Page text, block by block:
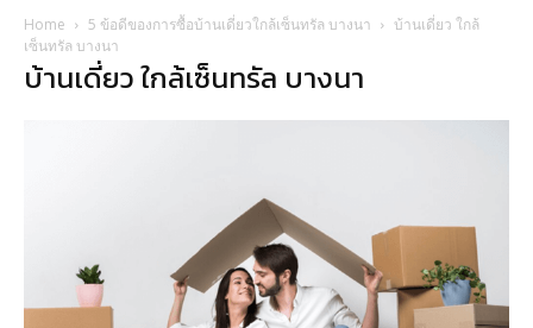
Home 5 ข้อดีของการซื้อบ้านเดี่ยวใกล้เซ็นทรัล บางนา
บ้านเดี่ยว ใกล้
เซ็นทรัล บางนา
บ้านเดี่ยว ใกล้เซ็นทรัล บางนา